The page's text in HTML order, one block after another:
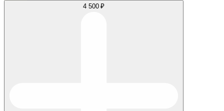
4 500 ₽